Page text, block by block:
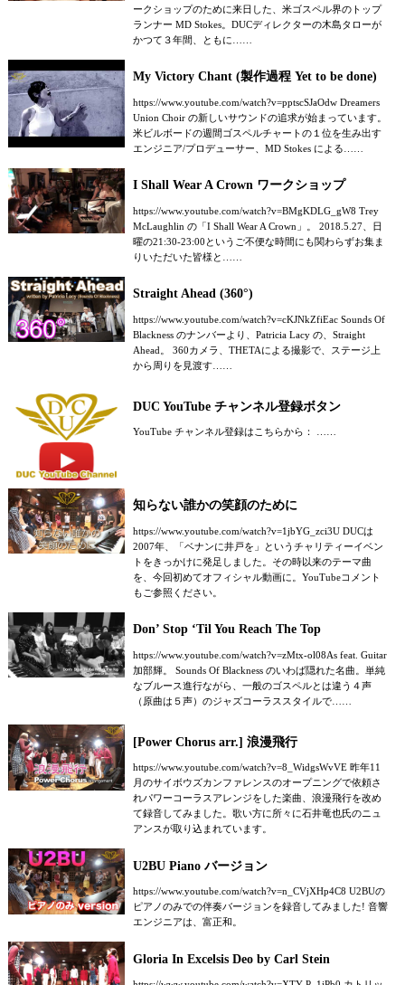
ークショップのために来日した、米ゴスペル界のトップ
ランナー MD Stokes。DUCディレクターの木島タローが
かつて３年間、ともに……
My Victory Chant (製作過程 Yet to be done)
https://www.youtube.com/watch?v=pptscSJaOdw Dreamers
Union Choir の新しいサウンドの追求が始まっています。
米ビルボードの週間ゴスペルチャートの１位を生み出す
エンジニア/プロデューサー、MD Stokes による……
I Shall Wear A Crown ワークショップ
https://www.youtube.com/watch?v=BMgKDLG_gW8 Trey
McLaughlin の「I Shall Wear A Crown」。 2018.5.27、日
曜の21:30-23:00というご不便な時間にも関わらずお集ま
りいただいた皆様と……
Straight Ahead (360°)
https://www.youtube.com/watch?v=cKJNkZfiEac Sounds Of
Blackness のナンバーより、Patricia Lacy の、Straight
Ahead。 360カメラ、THETAによる撮影で、ステージ上
から周りを見渡す……
DUC YouTube チャンネル登録ボタン
YouTube チャンネル登録はこちらから： ……
知らない誰かの笑顔のために
https://www.youtube.com/watch?v=1jbYG_zci3U DUCは
2007年、「ベナンに井戸を」というチャリティーイベン
トをきっかけに発足しました。その時以来のテーマ曲
を、今回初めてオフィシャル動画に。YouTubeコメント
もご参照ください。
Don’ Stop ‘Til You Reach The Top
https://www.youtube.com/watch?v=zMtx-ol08As feat. Guitar
加部輝。 Sounds Of Blackness のいわば隠れた名曲。単純
なブルース進行ながら、一般のゴスペルとは違う４声
（原曲は５声）のジャズコーラススタイルで……
[Power Chorus arr.] 浪漫飛行
https://www.youtube.com/watch?v=8_WidgsWvVE 昨年11
月のサイボウズカンファレンスのオープニングで依頼さ
れパワーコーラスアレンジをした楽曲、浪漫飛行を改め
て録音してみました。歌い方に所々に石井竜也氏のニュ
アンスが取り込まれています。
U2BU Piano バージョン
https://www.youtube.com/watch?v=n_CVjXHp4C8 U2BUの
ピアノのみでの伴奏バージョンを録音してみました! 音響
エンジニアは、富正和。
Gloria In Excelsis Deo by Carl Stein